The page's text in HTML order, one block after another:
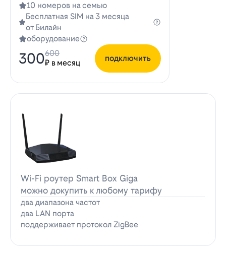
10 номеров на семью
Бесплатная SIM на 3 месяца
от Билайн
оборудование
300₽ в месяц
600
подключить
Wi-Fi роутер Smart Box Giga
можно докупить к любому тарифу
два диапазона частот
два LAN порта
поддерживает протокол ZigBee